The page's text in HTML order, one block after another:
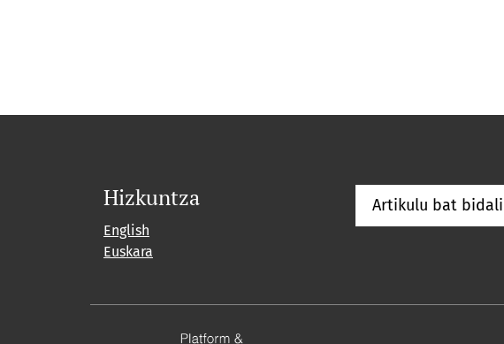
Hizkuntza
English
Euskara
Artikulu bat bidali